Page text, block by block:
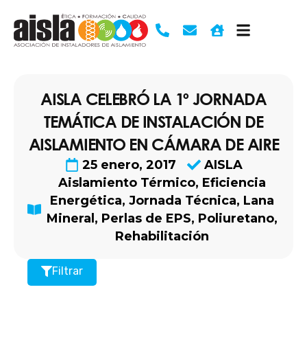
contenido
AISLA CELEBRÓ LA 1º JORNADA
TEMÁTICA DE INSTALACIÓN DE
AISLAMIENTO EN CÁMARA DE AIRE
25 enero, 2017
AISLA
Aislamiento Térmico, Eficiencia
Energética, Jornada Técnica, Lana
Mineral, Perlas de EPS, Poliuretano,
Rehabilitación
Filtrar